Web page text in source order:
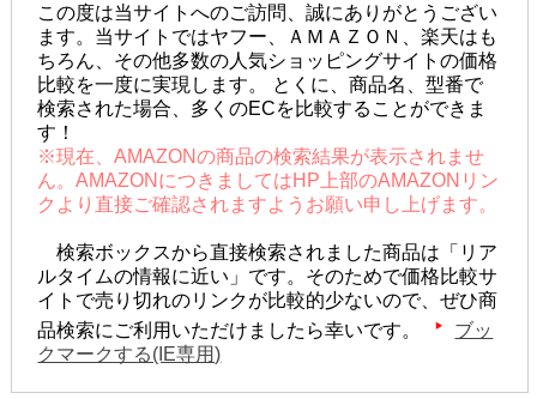
この度は当サイトへのご訪問、誠にありがとうござい
ます。当サイトではヤフー、ＡＭＡＺＯＮ、楽天はも
ちろん、その他多数の人気ショッピングサイトの価格
比較を一度に実現します。 とくに、商品名、型番で
検索された場合、多くのECを比較することができま
す！
※現在、AMAZONの商品の検索結果が表示されませ
ん。AMAZONにつきましてはHP上部のAMAZONリン
クより直接ご確認されますようお願い申し上げます。
検索ボックスから直接検索されました商品は「リア
ルタイムの情報に近い」です。そのためで価格比較サ
イトで売り切れのリンクが比較的少ないので、ぜひ商
品検索にご利用いただけましたら幸いです。
ブッ
クマークする(IE専用)